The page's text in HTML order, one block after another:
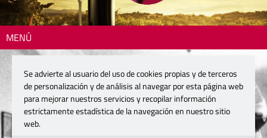
MENÚ
Se advierte al usuario del uso de cookies propias y de terceros
de personalización y de análisis al navegar por esta página web
para mejorar nuestros servicios y recopilar información
estrictamente estadística de la navegación en nuestro sitio
web.